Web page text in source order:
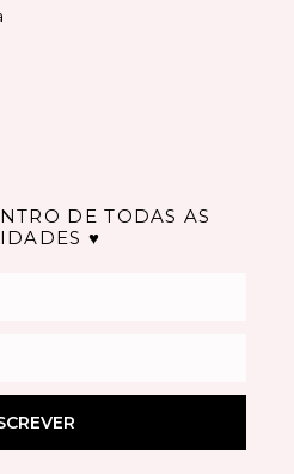
DE TODAS AS
♥